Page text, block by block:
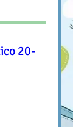
20-